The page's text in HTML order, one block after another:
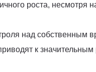
роста, несмотря
над собственным
к